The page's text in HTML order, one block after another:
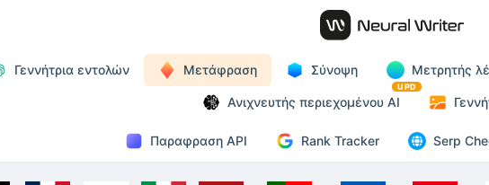
Γεννήτρια εντολών Μετάφραση Σύνοψη Μετρητής
Ανιχνευτής περιεχομένου AI
UPD
Παραφραση API Rank Tracker Serp